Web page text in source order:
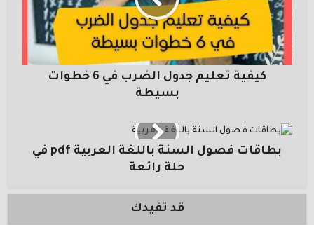
كيفية تعليم جدول الضرب في 6 خطوات
بسيطة
بطاقات فصول السنة باللغة العربية pdf في
حلة رائعة
قد تفيدك